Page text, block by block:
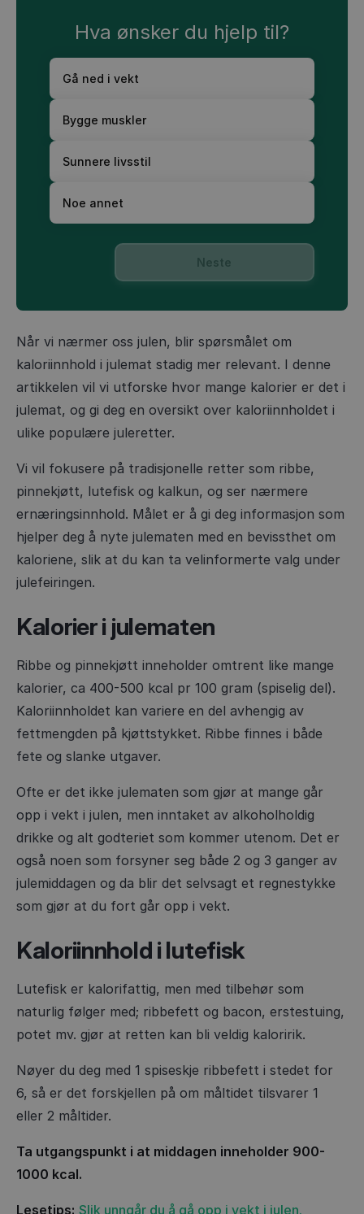
Hva ønsker du hjelp til?
Gå ned i vekt
Bygge muskler
Sunnere livsstil
Noe annet
Neste
Når vi nærmer oss julen, blir spørsmålet om
kaloriinnhold i julemat stadig mer relevant. I denne
artikkelen vil vi utforske hvor mange kalorier er det i
julemat, og gi deg en oversikt over kaloriinnholdet i
ulike populære juleretter.
Vi vil fokusere på tradisjonelle retter som ribbe,
pinnekjøtt, lutefisk og kalkun, og ser nærmere
ernæringsinnhold. Målet er å gi deg informasjon som
hjelper deg å nyte julematen med en bevissthet om
kaloriene, slik at du kan ta velinformerte valg under
julefeiringen.
Kalorier i julematen
Ribbe og pinnekjøtt inneholder omtrent like mange
kalorier, ca 400-500 kcal pr 100 gram (spiselig del).
Kaloriinnholdet kan variere en del avhengig av
fettmengden på kjøttstykket. Ribbe finnes i både
fete og slanke utgaver.
Ofte er det ikke julematen som gjør at mange går
opp i vekt i julen, men inntaket av alkoholholdig
drikke og alt godteriet som kommer utenom. Det er
også noen som forsyner seg både 2 og 3 ganger av
julemiddagen og da blir det selvsagt et regnestykke
som gjør at du fort går opp i vekt.
Kaloriinnhold i lutefisk
Lutefisk er kalorifattig, men med tilbehør som
naturlig følger med; ribbefett og bacon, erstestuing,
potet mv. gjør at retten kan bli veldig kaloririk.
Nøyer du deg med 1 spiseskje ribbefett i stedet for
6, så er det forskjellen på om måltidet tilsvarer 1
eller 2 måltider.
Ta utgangspunkt i at middagen inneholder 900-
1000 kcal.
Lesetips: Slik unngår du å gå opp i vekt i julen.